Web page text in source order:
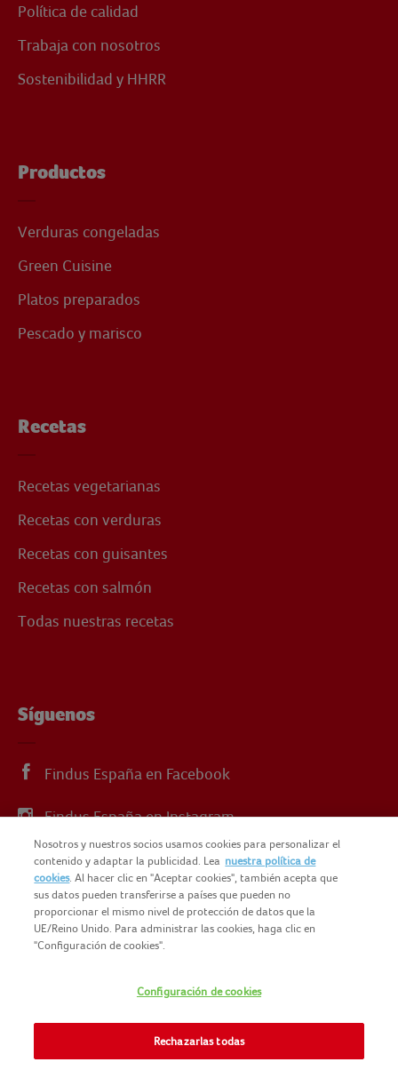
Política de calidad
Trabaja con nosotros
Sostenibilidad y HHRR
Productos
Verduras congeladas
Green Cuisine
Platos preparados
Pescado y marisco
Recetas
Recetas vegetarianas
Recetas con verduras
Recetas con guisantes
Recetas con salmón
Todas nuestras recetas
Síguenos
Findus España en Facebook
Findus España en Instagram
Findus España en X
POLÍTICA DE PRIVACIDAD
MAPA DEL SITIO
TÉRMINOS Y CONDICIONES
FINDUS FOOD SERVICES
Nosotros y nuestros socios usamos cookies para personalizar el
contenido y adaptar la publicidad. Lea nuestra política de
cookies. Al hacer clic en "Aceptar cookies", también acepta que
sus datos pueden transferirse a países que pueden no
proporcionar el mismo nivel de protección de datos que la
UE/Reino Unido. Para administrar las cookies, haga clic en
"Configuración de cookies".
Configuración de cookies
Rechazarlas todas